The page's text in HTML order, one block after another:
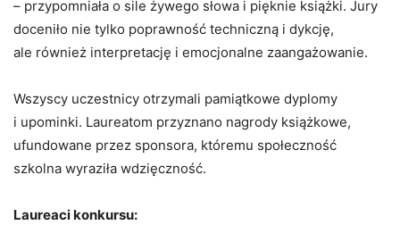
– przypomniała o sile żywego słowa i pięknie książki. Jury
doceniło nie tylko poprawność techniczną i dykcję,
ale również interpretację i emocjonalne zaangażowanie.
Wszyscy uczestnicy otrzymali pamiątkowe dyplomy
i upominki. Laureatom przyznano nagrody książkowe,
ufundowane przez sponsora, któremu społeczność
szkolna wyraziła wdzięczność.
Laureaci konkursu: